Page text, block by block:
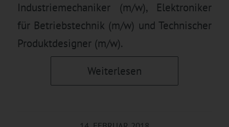
Industriemechaniker (m/w), Elektroniker
für Betriebstechnik (m/w) und Technischer
Produktdesigner (m/w).
Weiterlesen